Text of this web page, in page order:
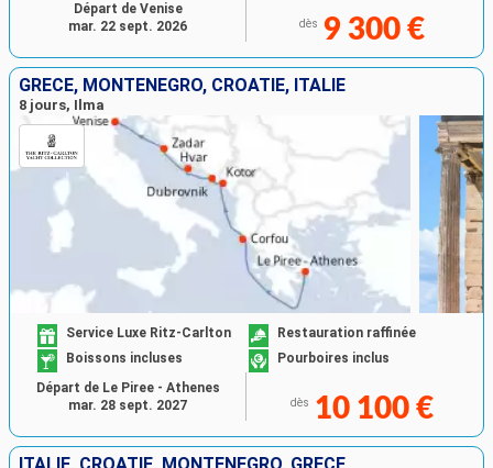
dès 9 300 €
Départ de Venise
mar. 22 sept. 2026
GRÈCE, MONTÉNÉGRO, CROATIE, ITALIE
8 jours, Ilma
Service Luxe Ritz-Carlton
Restauration raffinée
Boissons incluses
Pourboires inclus
dès 10 100 €
Départ de Le Piree - Athenes
mar. 28 sept. 2027